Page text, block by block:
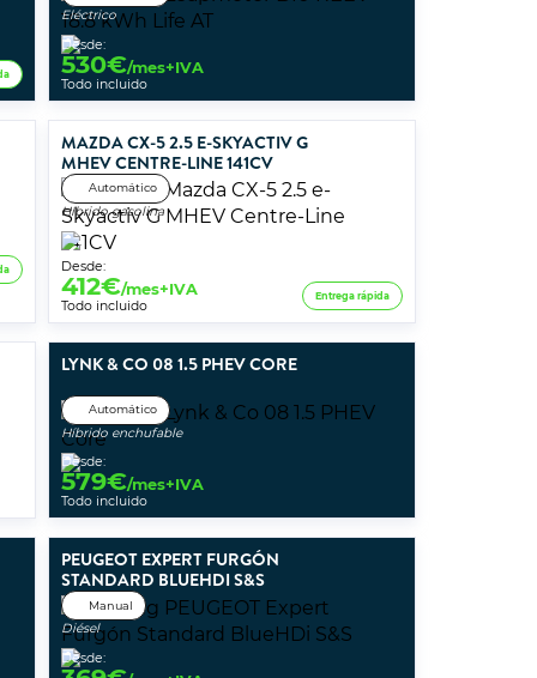
Eléctrico
Desde:
530€/mes+IVA
Todo incluido
MAZDA CX-5 2.5 E-SKYACTIV G
MHEV CENTRE-LINE 141CV
Automático
Híbrido gasolina
Desde:
412€/mes+IVA
Todo incluido
Entrega rápida
LYNK & CO 08 1.5 PHEV CORE
Automático
Híbrido enchufable
Desde:
579€/mes+IVA
Todo incluido
PEUGEOT EXPERT FURGÓN
STANDARD BLUEHDI S&S
Manual
Diésel
Desde: